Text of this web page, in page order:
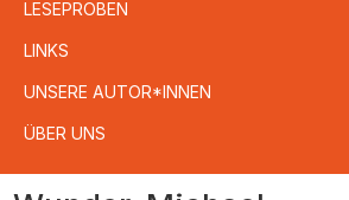
LESEPROBEN
LINKS
UNSERE AUTOR*INNEN
ÜBER UNS